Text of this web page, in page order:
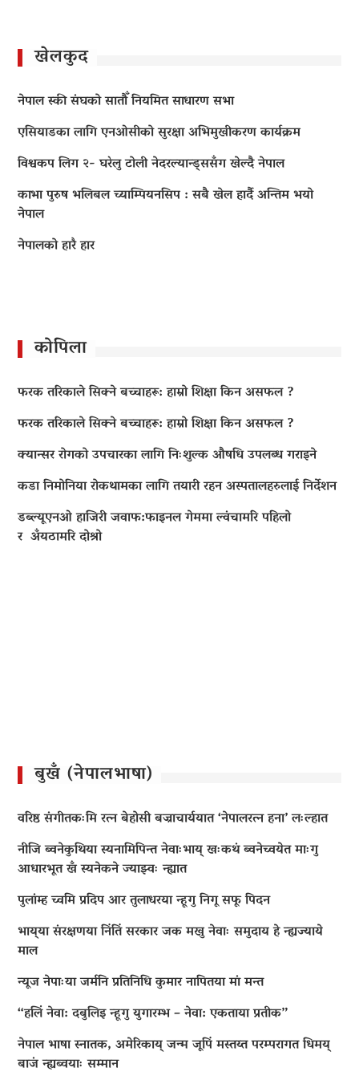
खेलकुद
नेपाल स्की संघको सातौँ नियमित साधारण सभा
एसियाडका लागि एनओसीको सुरक्षा अभिमुखीकरण कार्यक्रम
विश्वकप लिग २- घरेलु टोली नेदरल्यान्ड्ससँग खेल्दै नेपाल
काभा पुरुष भलिबल च्याम्पियनसिप : सबै खेल हार्दै अन्तिम भयो
नेपाल
नेपालको हारै हार
कोपिला
फरक तरिकाले सिक्ने बच्चाहरू: हाम्रो शिक्षा किन असफल ?
फरक तरिकाले सिक्ने बच्चाहरू: हाम्रो शिक्षा किन असफल ?
क्यान्सर रोगको उपचारका लागि निःशुल्क औषधि उपलब्ध गराइने
कडा निमोनिया रोकथामका लागि तयारी रहन अस्पतालहरुलाई निर्देशन
डब्ल्यूएनओ हाजिरी जवाफ:फाइनल गेममा ल्वंचामरि पहिलो
र अँयठामरि दोश्रो
बुखँ (नेपालभाषा)
वरिष्ठ संगीतकःमि रत्न बेहोसी बज्राचार्ययात ‘नेपालरत्न हना’ लःल्हात
नीजि ब्वनेकुथिया स्यनामिपिन्त नेवाःभाय् खःकथं ब्वनेच्वयेत माःगु
आधारभूत खँ स्यनेकने ज्याझ्वः न्ह्यात
पुलांम्ह च्वमि प्रदिप आर तुलाधरया न्हूगु निगू सफू पिदन
भाय्‌या संरक्षणया निंतिं सरकार जक मखु नेवाः समुदाय हे न्ह्यज्याये
माल
न्यूज नेपाःया जर्मनि प्रतिनिधि कुमार नापितया मां मन्त
“हलिं नेवा: दबुलिइ न्हूगु युगारम्भ – नेवा: एकताया प्रतीक”
नेपाल भाषा स्नातक, अमेरिकाय् जन्म जूपिं मस्तय्त परम्परागत धिमय्
बाजं न्ह्यब्वयाः सम्मान